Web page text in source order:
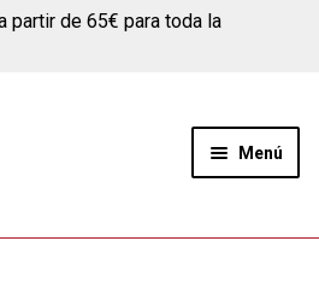
partir de 65€ para toda la
Menú